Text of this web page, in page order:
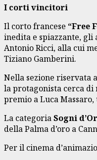
I corti vincitori
Il corto francese “Free
inedita e spiazzante, gli
Antonio Ricci, alla cui
Tiziano Gamberini.
Nella sezione riservata
la protagonista cerca di
premio a Luca
La categoriaSogni
della Palma d’oro a
Per il cinema